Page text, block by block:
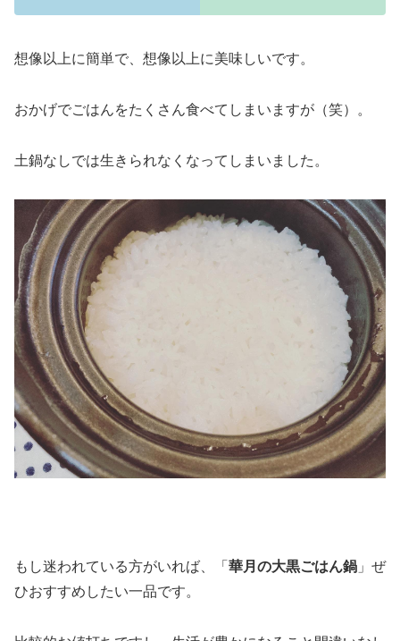
想像以上に簡単で、想像以上に美味しいです。
おかげでごはんをたくさん食べてしまいますが（笑）。
土鍋なしでは生きられなくなってしまいました。
もし迷われている方がいれば、「 華月の大黒ごはん鍋 」ぜ
ひおすすめしたい一品です。